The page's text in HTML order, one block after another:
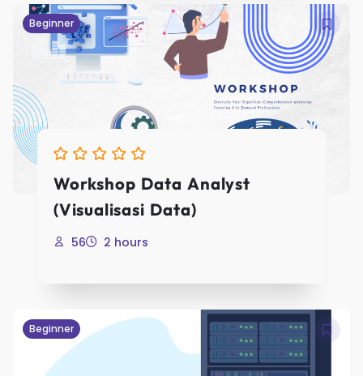
E-Mail
Beginner
Workshop Data Analyst
(Visualisasi Data)
56 2 hours
Beginner